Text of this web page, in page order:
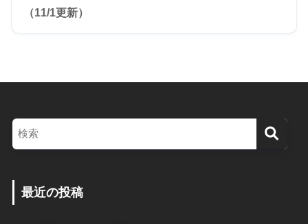
（11/1更新）
最近の投稿